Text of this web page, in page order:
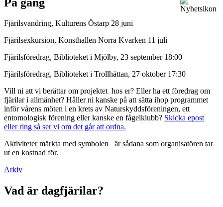
Fjärilsvandring, Kulturens Östarp 28 juni
Fjärilsexkursion, Konsthallen Norra Kvarken 11 juli
Fjärilsföredrag, Biblioteket i Mjölby, 23 september 18:00
Fjärilsföredrag, Biblioteket i Trollhättan, 27 oktober 17:30
Vill ni att vi berättar om projektet hos er? Eller ha ett föredrag om
fjärilar i allmänhet? Håller ni kanske på att sätta ihop programmet
inför vårens möten i en krets av Naturskyddsföreningen, ett
entomologisk förening eller kanske en fågelklubb? Skicka epost
eller ring så ser vi om det går att ordna.
Aktiviteter märkta med symbolen
är sådana som organisatören tar
ut en kostnad för.
Arkiv
Vad är dagfjärilar?